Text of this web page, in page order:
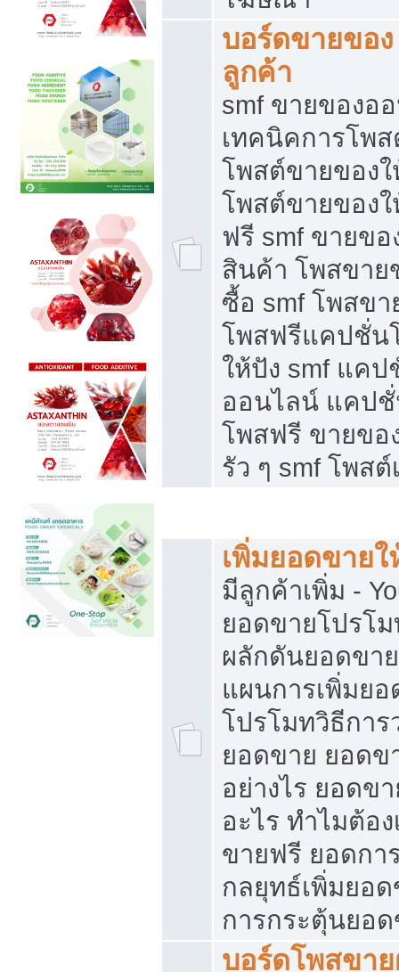
บอร์ดขายของ
ลูกค้า
smf ขายของอ
เทคนิคการโพ
โพสต์ขายของ
โพสต์ขายของ
ฟรี smf ขายข
สินค้า โพสขาย
ซื้อ smf โพสข
โพสฟรีแคปชั่น
ให้ปัง smf แค
ออนไลน์ แคป
โพสฟรี ขายขอ
รัว ๆ smf โพส
เพิ่มยอดขายใ
มีลูกค้าเพิ่ม -
ยอดขายโปรโ
ผลักดันยอดขา
แผนการเพิ่มย
โปรโมทวิธีการ
ยอดขาย ยอดข
อย่างไร ยอดข
อะไร ทำไมต้อ
ขายฟรี ยอดกา
กลยุทธ์เพิ่มยอ
การกระตุ้นยอ
บอร์ดโพสขา